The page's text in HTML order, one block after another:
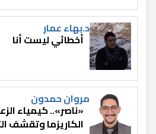
د.بهاء عمار
أخطائي ليست أنا
مروان حمدون
«ناصر».. كيمياء
الكاريزما وتقشف